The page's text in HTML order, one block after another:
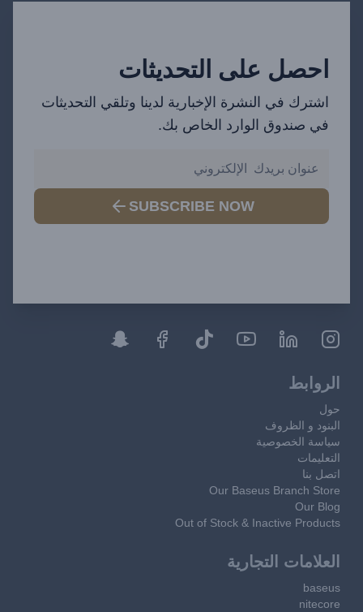
احصل على التحديثات
اشترك في النشرة الإخبارية لدينا وتلقي التحديثات
في صندوق الوارد الخاص بك.
SUBSCRIBE NOW
الروابط
حول
البنود و الظروف
سياسة الخصوصية
التعليمات
اتصل بنا
Our Baseus Branch Store
Our Blog
Out of Stock & Inactive Products
العلامات التجارية
baseus
nitecore